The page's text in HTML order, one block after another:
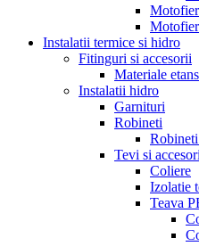
Instalatii termice si hidro
Fitinguri si accesorii
Materiale
Instalatii hidro
Garnituri
Robineti
Robineti
Tevi si
Coliere
Izolatie
Teava